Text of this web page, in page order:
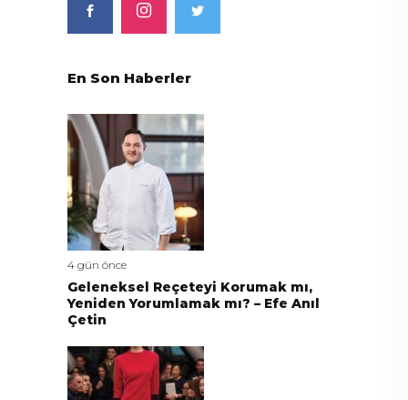
En Son Haberler
4 gün önce
Geleneksel Reçeteyi Korumak mı,
Yeniden Yorumlamak mı? – Efe Anıl
Çetin